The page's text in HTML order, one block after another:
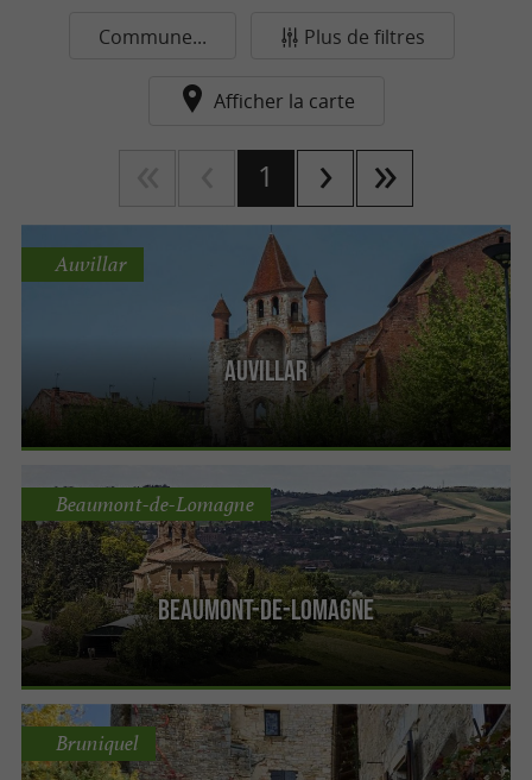
Commune... Plus de filtres
Afficher la carte
1
Auvillar
Auvillar
Beaumont-de-Lomagne
Beaumont-de-Lomagne
Bruniquel